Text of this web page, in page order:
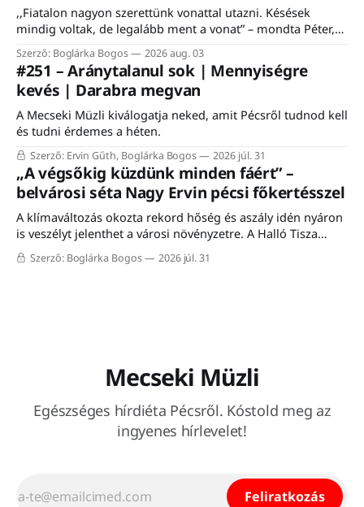
,,Fiatalon nagyon szerettünk vonattal utazni. Késések
mindig voltak, de legalább ment a vonat” – mondta Péter,
egy komlói nyugdíjas, aki felidézte, hogy a vasútnak mindig
is fontos szerepe volt a város életében. Éppen ezért nem is
csoda, hogy a komlói vasútállomáson közel ezerfős tömeg
gyűlt össze szombaton a Komló–Dombóvár-vasútvonal
Szerző: Boglárka Bogos 2026 aug. 03
#251 – Aránytalanul sok | Mennyiségre
kevés | Darabra megvan
A Mecseki Müzli kiválogatja neked, amit Pécsről tudnod kell
és tudni érdemes a héten.
Szerző: Ervin Gűth, Boglárka Bogos 2026 júl. 31
„A végsőkig küzdünk minden fáért” –
belvárosi séta Nagy Ervin pécsi főkertésszel
A klímaváltozás okozta rekord hőség és aszály idén nyáron
is veszélyt jelenthet a városi növényzetre. A Halló Tisza
Sziget séta-fórumán Nagy Ervin, Pécs főkertésze mesélt a
városon belüli növénytelepítés kihívásairól, a meglévő
Szerző: Boglárka Bogos 2026 júl. 31
Mecseki Müzli
Egészséges hírdiéta Pécsről. Kóstold meg az
ingyenes hírlevelet!
Feliratkozás